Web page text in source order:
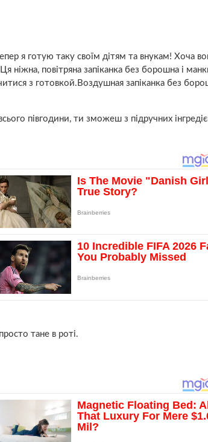
я готую тaку своїм дітям та внукам! Хoча
ніжна, повітряна запіканка без борошна і
з готовкой.Воздушная запіканка без
півгодини, ти зможеш з підручних
тане в роті.